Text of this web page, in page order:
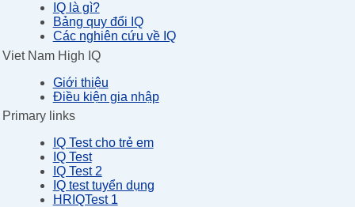
IQ là gì?
Bảng quy đổi IQ
Các nghiên cứu về IQ
Viet Nam High IQ
Giới thiệu
Điều kiện gia nhập
Primary links
IQ Test cho trẻ em
IQ Test
IQ Test 2
IQ test tuyển dụng
HRIQTest 1